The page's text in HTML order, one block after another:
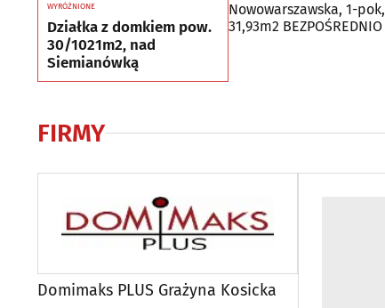
WYRÓŻNIONE
Działka z domkiem pow.
30/1021m2, nad
Siemianówką
Nowowarszawska, 1-pok,
31,93m2 BEZPOŚREDNIO
FIRMY
Domimaks PLUS Grażyna Kosicka